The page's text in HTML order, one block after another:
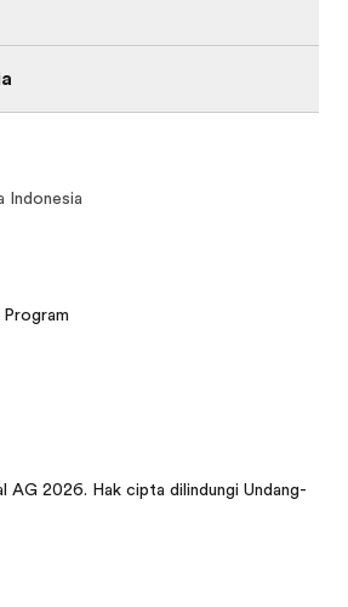
Indonesia
AG 2026. Hak cipta dilindungi Undang-